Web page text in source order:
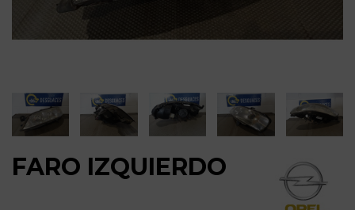
FARO IZQUIERDO